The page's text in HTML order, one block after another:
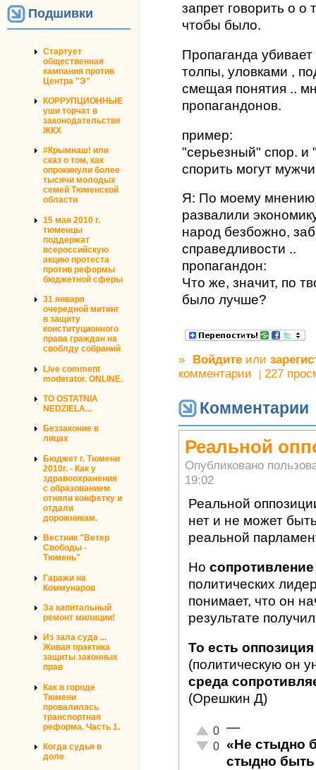
Подшивки
Стартует
общественная
кампания против
Центра "Э"
КОРРУПЦИОННЫЕ
уши торчат в
законодательстве
ЖКХ
#Крымнаш! или
сказ о том, как
опрокинули более
тысячи молодых
семей Тюменской
области
15 мая 2010 г.
тюменцы
поддержат
всероссийскую
акцию протеста
против реформы
бюджетной сферы
31 января
очередной митинг
в защиту
конституционного
права граждан на
своблду собраний
Live comment
moderator. ONLINE.
TO OSTATNIA
NEDZIELA...
Беззаконие в
лицах
Бюджет г. Тюмени
2010г. - Как у
здравоохранения
с образованием
отняли конфетку и
отдали
дорожникам.
Вестник "Ветер
Свободы -
Тюмень"
Гаражи на
Коммунаров
За капитальный
ремонт милиции!
Из зала суда ...
Живая практика
защиты законных
прав
Как в городе
Тюмени
провалилась
транспортная
реформа. Часть 1.
Когда судья в
доле
запрет говорить о
чтобы было.
Пропаганда
толпы, уловками ,
смещая понятия ..
пропагандонов.
пример:
"серьезный" спор. и
спорить могут
Я: По моему
развалили
народ безбожно,
справедливости ..
пропагандон:
Что же, значит, по
было лучше?
» Войдите или
комментарии
227
Комментарии
Реальной
Опубликовано
19:02
Реальной
нет и не может
реальной
Но
политических
понимает, что он
результате
То есть
(политическую он
среда
(Орешкин Д)
Отлично!
0
Неадекватно!
0
—
«Не стыдно
стыдно быть